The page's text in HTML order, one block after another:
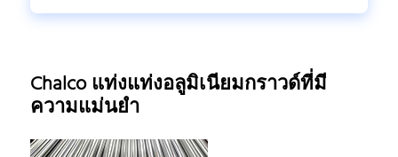
Chalco แท่งแท่งอลูมิเนียมกราวด์ที่มี
ความแม่นยํา